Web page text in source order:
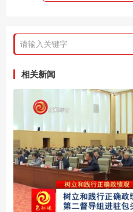
相关新闻